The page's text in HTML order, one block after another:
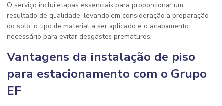
O serviço inclui etapas essenciais para proporcionar um
resultado de qualidade, levando em consideração a preparação
do solo, o tipo de material a ser aplicado e o acabamento
necessário para evitar desgastes prematuros.
Vantagens da instalação de piso
para estacionamento com o Grupo
EF